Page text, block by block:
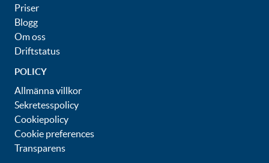
Priser
Blogg
Om oss
Driftstatus
POLICY
Allmänna villkor
Sekretesspolicy
Cookiepolicy
Cookie preferences
Transparens